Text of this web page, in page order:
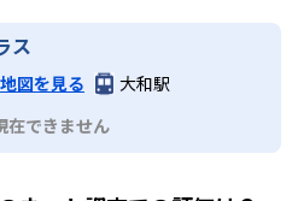
」と「K-STEP」では、AI
）」を導入している。自立学
定期的に受講したり短期集中
熟度を解析するため、苦手
、広い知識を身につけた
スでは、難関校を志望する生
とどまらないハイレベルな内
取りで学習することもでき
のほかにも専任チューターの
メリットである。授業以外に
だ。
サイトで公開し、合格した学
実績は以下の通りである。
ス
地図を見る
大和駅
在できません